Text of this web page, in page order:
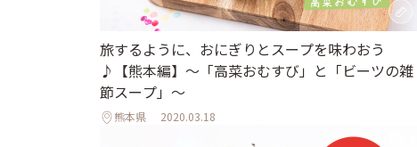
旅するように、おにぎりとスープを味わおう
♪【熊本編】〜「高菜おむすび」と「ビーツの雑
節スープ」〜
熊本県 2020.03.18